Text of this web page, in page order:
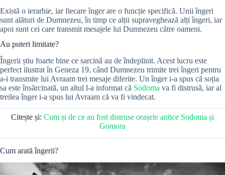
Există o ierarhie, iar fiecare înger are o funcție specifică. Unii îngeri
sunt alături de Dumnezeu, în timp ce alții supraveghează alți îngeri, iar
apoi sunt cei care transmit mesajele lui Dumnezeu către oameni.
Au puteri limitate?
Îngerii știu foarte bine ce sarcină au de îndeplinit. Acest lucru este
perfect ilustrat în Geneza 19, când Dumnezeu trimite trei îngeri pentru
a-i transmite lui Avraam trei mesaje diferite. Un înger i-a spus că soția
sa este însărcinată, un altul l-a informat că Sodoma va fi distrusă, iar al
treilea înger i-a spus lui Avraam că va fi vindecat.
Citește și: Cum și de ce au fost distruse orașele antice Sodoma și
Gomora
Cum arată îngerii?